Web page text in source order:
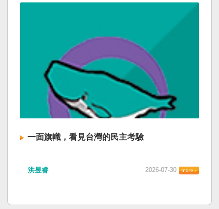
一面旗幟，看見台灣的民主考驗
洪昱睿 2026-07-30